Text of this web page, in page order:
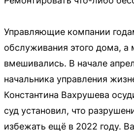
Управляющие компании
обслуживания этого дома, а
вмешивались. В начале
начальника управления
Константина Вахрушева
суд установил, что
избежать ещё в 2022 году.